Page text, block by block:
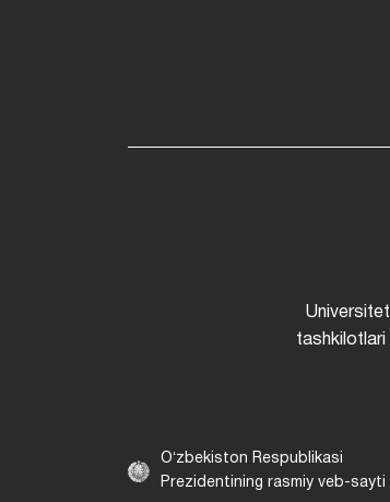
tashkilotlari
Oʻzbekiston Respublikasi
Prezidentining rasmiy veb-sayti